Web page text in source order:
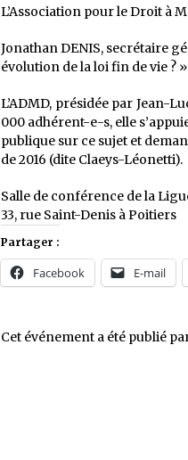
L’Association pour le Droit à
Jonathan DENIS, secrétaire
évolution de la loi fin de vie ?
L’ADMD, présidée par Jean-
000 adhérent-e-s, elle
publique sur ce sujet et
de 2016 (dite Claeys-Léonetti).
Salle de conférence de la
33, rue Saint-Denis à Poitiers
Partager :
Facebook E-mail
Cet événement a été publié